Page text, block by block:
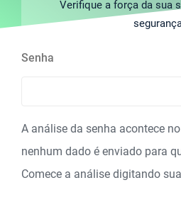
Verifique a força da sua
Senha
A análise da senha acontece
nenhum dado é enviado para
Comece a análise digitando